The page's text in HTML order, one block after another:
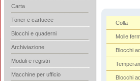
Colla
Molle
Blocchi
Blocchi
Carta
Toner e cartucce
Blocchi e quaderni
Archiviazione
Moduli e registri
Macchine per ufficio